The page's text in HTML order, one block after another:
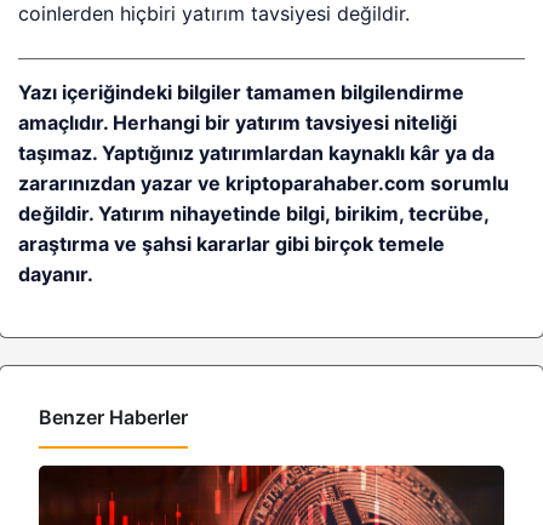
coinlerden hiçbiri yatırım tavsiyesi değildir.
Yazı içeriğindeki bilgiler tamamen bilgilendirme
amaçlıdır. Herhangi bir yatırım tavsiyesi niteliği
taşımaz. Yaptığınız yatırımlardan kaynaklı kâr ya da
zararınızdan yazar ve kriptoparahaber.com sorumlu
değildir. Yatırım nihayetinde bilgi, birikim, tecrübe,
araştırma ve şahsi kararlar gibi birçok temele
dayanır.
Benzer Haberler